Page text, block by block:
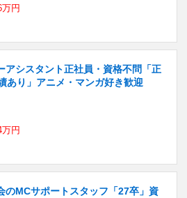
円
アシスタント正社員・資格不問「正
あり」アニメ・マンガ好き歓迎
円
のMCサポートスタッフ「27卒」資